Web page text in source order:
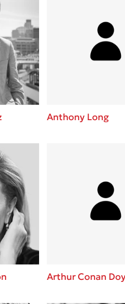
Anthony Long
Arthur Conan